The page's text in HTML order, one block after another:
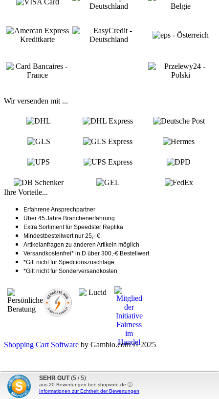
Wir versenden mit ...
Ihre Vorteile...
Erfahrene Ansprechpartner
Über 45 Jahre Branchenerfahrung
Extra Sortiment für Speedster Replika
Mindestbestellwert nur 25,- €
Artikelanfragen zu anderen Artikeln möglich
Versandkostenfrei* in D über 300,-€ Bestellwert
*Gilt nicht für Speditionszuschläge
*Gilt nicht für Sonderversandkosten
Shopping Cart Software by Gambio.com © 2025
SEHR GUT (5 / 5)
aus 20 Bewertungen bei: shopvote.de ⓘ
Informationen zur Echtheit der Bewertungen